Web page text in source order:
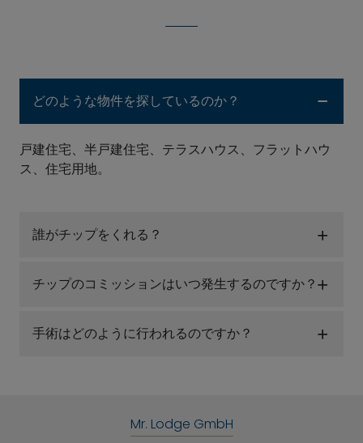
どのような物件を探しているのか？
戸建住宅、半戸建住宅、テラスハウス、フラットハウ
ス、住宅用地。
誰がチップをくれる？
チップのコミッションはいつ発生するのですか？
手術はどのように行われるのですか？
Mr. Lodge GmbH